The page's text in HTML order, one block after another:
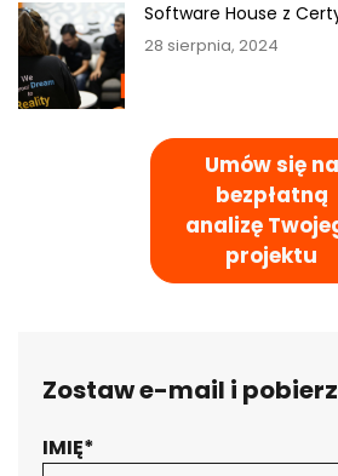
Software House z
28 sierpnia, 2024
Umów się na
bezpłatną
analizę
projektu
Zostaw e-mail i
IMIĘ*